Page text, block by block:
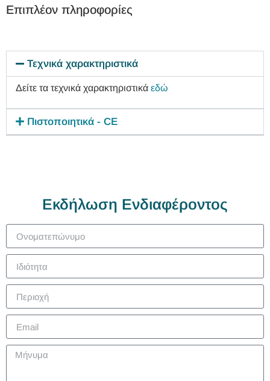
Επιπλέον πληροφορίες
Τεχνικά χαρακτηριστικά
Δείτε τα τεχνικά χαρακτηριστικά εδώ
Πιστοποιητικά - CE
Εκδήλωση Ενδιαφέροντος